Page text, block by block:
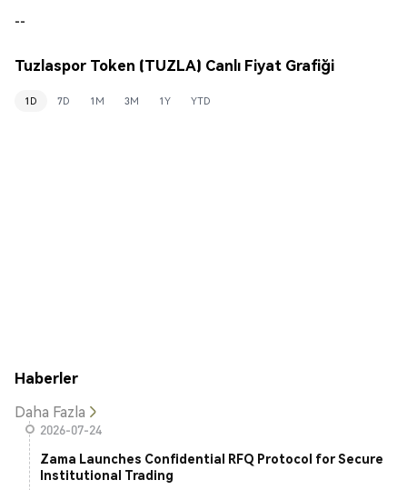
--
Tuzlaspor Token (TUZLA) Canlı Fiyat Grafiği
1D 7D 1M 3M 1Y YTD
Haberler
Daha Fazla
2026-07-24
Zama Launches Confidential RFQ Protocol for Secure
Institutional Trading